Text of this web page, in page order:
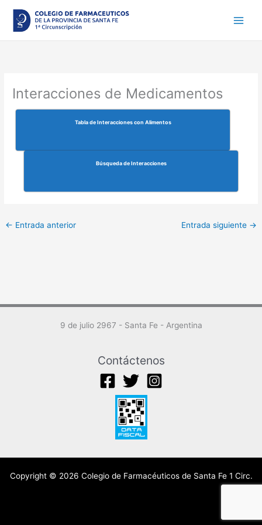
contenido
Interacciones de Medicamentos
Tabla de Interacciones con Alimentos
Búsqueda de Interacciones
← Entrada anterior Entrada siguiente →
9 de julio 2967 - Santa Fe - Argentina
Contáctenos
Copyright © 2026 Colegio de Farmacéuticos de Santa Fe 1 Circ.